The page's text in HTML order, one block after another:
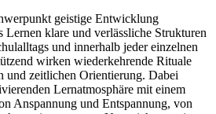
geistige Entwicklung
Lernen klare und verlässliche Strukturen
und innerhalb jeder einzelnen
wirken wiederkehrende Rituale
und zeitlichen Orientierung. Dabei
Lernatmosphäre mit einem
Anspannung und Entspannung, von